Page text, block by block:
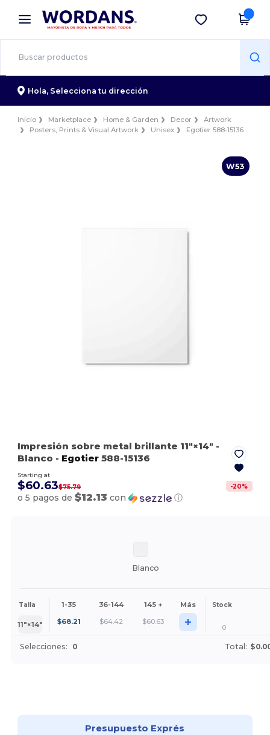
× App de Wordans
¡Mejores precios en app!
Descargar app
Hola, Selecciona tu dirección
Inicio Marketplace Home & Garden Decor
Artwork
Posters, Prints & Visual Artwork
Unisex Egotier 588-15136
W53
Impresión sobre metal brillante 11″×14″ -
Blanco - Egotier 588-15136
Starting at
$60.63$75.79 -20%
o 5 pagos de$12.13 con ⓘ
Blanco
Talla 1-35 36-144 145 + Más Stock
11″×14″ $68.21 $64.42 $60.63 + 0
Selecciones: 0 Total:
Presupuesto Exprés